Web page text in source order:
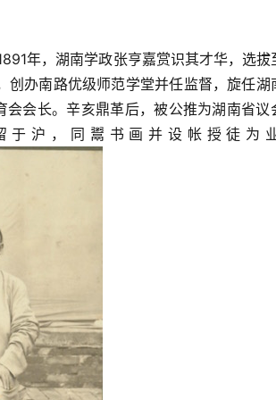
年，湖南学政张亨嘉赏识其才华，选拔
办南路优级师范学堂并任监督，旋任湖
会长。辛亥鼎革后，被公推为湖南省议
沪，同鬻书画并设帐授徒为业